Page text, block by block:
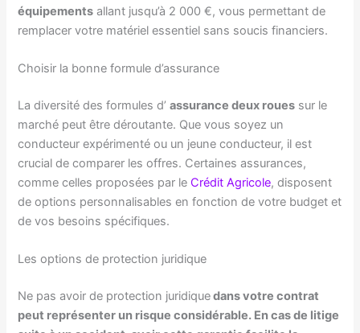
équipements allant jusqu’à 2 000 €, vous permettant de
remplacer votre matériel essentiel sans soucis financiers.
Choisir la bonne formule d’assurance
La diversité des formules d’assurance deux roues sur le
marché peut être déroutante. Que vous soyez un
conducteur expérimenté ou un jeune conducteur, il est
crucial de comparer les offres. Certaines assurances,
comme celles proposées par leCrédit Agricole, disposent
de options personnalisables en fonction de votre budget et
de vos besoins spécifiques.
Les options de protection juridique
Ne pas avoir de protection juridiquedans votre contrat
peut représenter un risque considérable. En cas de litige